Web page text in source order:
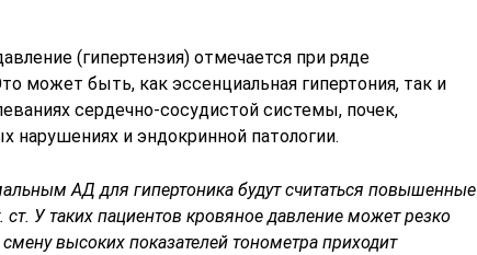
(гипертензия) отмечается при ряде
может быть, как эссенциальная гипертония, так и
сердечно-сосудистой системы, почек,
нарушениях и эндокринной патологии.
АД для гипертоника будут считаться повышенные
У таких пациентов кровяное давление может резко
высоких показателей тонометра приходит